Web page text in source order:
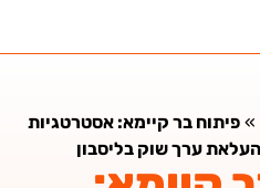
פיתוח בר קיימא: אסטרטגיות
ערך שוק בליסבון